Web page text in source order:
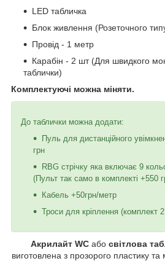
LED табличка
Блок живлення (Розеточного
Провід - 1 метр
Карабін - 2 шт (Для швидкого
таблички)
Комплектуючі можна міняти.
До таблички можна додати:
Пуль для дистанційного
грн
RBG стрічку яка включає 9
(Пульт так само в комплекті +550
Кабель +50грн/метр
Троси для кріплення (комплект
Акрилайт WC або світлова
виготовлена з прозорого пластику